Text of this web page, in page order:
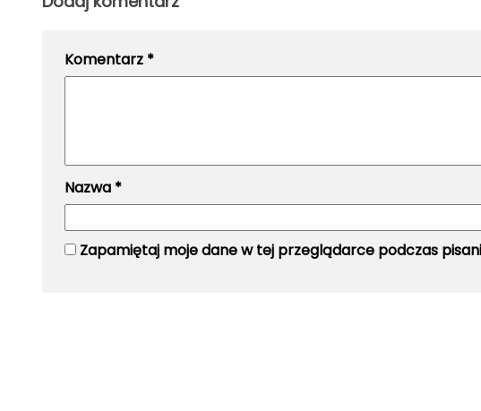
Komentarz *
Nazwa *
Zapamiętaj moje dane w tej przeglądarce podczas